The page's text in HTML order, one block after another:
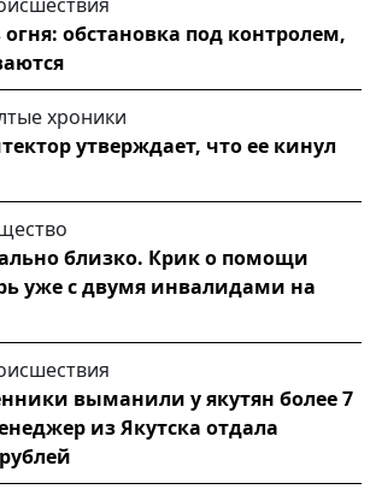
обстановка под контролем,
хроники
утверждает, что ее кинул
близко. Крик о помощи
уже с двумя инвалидами на
выманили у якутян более 7
из Якутска отдала